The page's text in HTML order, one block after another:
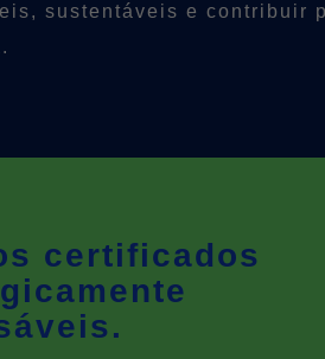
sustentáveis e contribuir
certificados